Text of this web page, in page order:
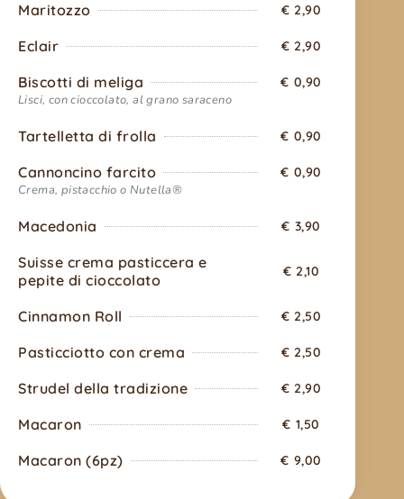
Maritozzo € 2,90
Eclair € 2,90
Biscotti di meliga
€ 0,90
Lisci, con cioccolato, al grano saraceno
Tartelletta di frolla € 0,90
Cannoncino farcito
€ 0,90
Crema, pistacchio o Nutella®
Macedonia € 3,90
Suisse crema pasticcera e
pepite di cioccolato
€ 2,10
Cinnamon Roll € 2,50
Pasticciotto con crema € 2,50
Strudel della tradizione € 2,90
Macaron € 1,50
Macaron (6pz) € 9,00